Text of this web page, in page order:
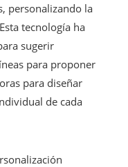
personalizando la
tecnología ha
sugerir
para proponer
para diseñar
de cada